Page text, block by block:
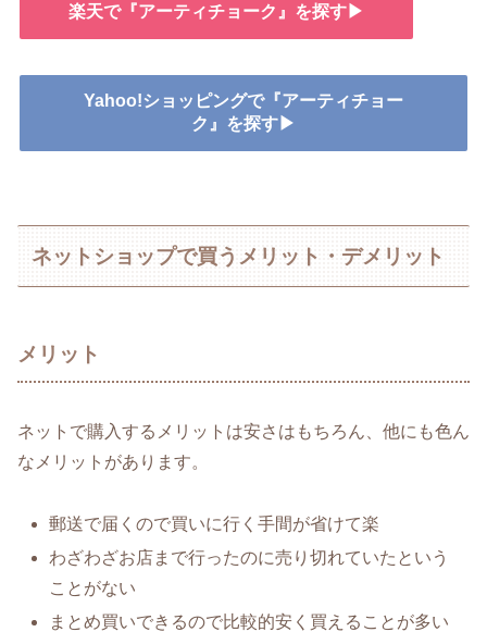
楽天で『アーティチョーク』を探す▶
Yahoo!ショッピングで『アーティチョー
ク』を探す▶
ネットショップで買うメリット・デメリット
メリット
ネットで購入するメリットは安さはもちろん、他にも色ん
なメリットがあります。
郵送で届くので買いに行く手間が省けて楽
わざわざお店まで行ったのに売り切れていたという
ことがない
まとめ買いできるので比較的安く買えることが多い